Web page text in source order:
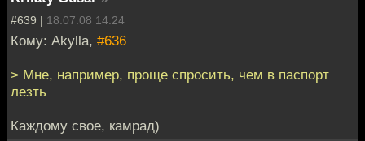
#639 | 18.07.08 14:24
Кому: Akylla, #636
> Мне, например, проще спросить, чем в паспорт
лезть
Каждому свое, камрад)